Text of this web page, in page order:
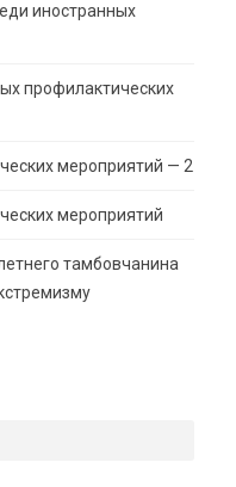
иностранных
профилактических
мероприятий — 2
мероприятий
тамбовчанина